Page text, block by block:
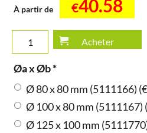
À partir de €40.58
Acheter
Øa x Øb*
Ø 80 x 80 mm (5111166) (
Ø 100 x 80 mm (5111167) (
Ø 125 x 100 mm